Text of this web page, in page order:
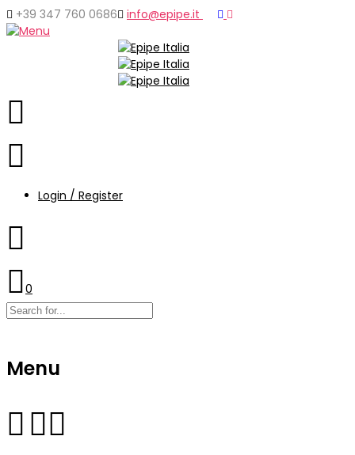
+39 347 760 0686 info@epipe.it
Login / Register
0
Menu